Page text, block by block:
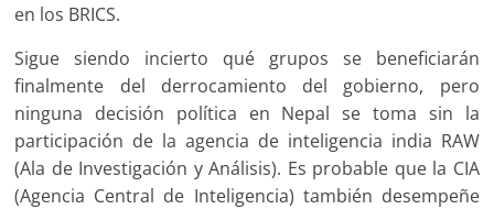
en los BRICS.
Sigue siendo incierto qué grupos se beneficiarán
finalmente del derrocamiento del gobierno, pero
ninguna decisión política en Nepal se toma sin la
participación de la agencia de inteligencia india RAW
(Ala de Investigación y Análisis). Es probable que la CIA
(Agencia Central de Inteligencia) también desempeñe